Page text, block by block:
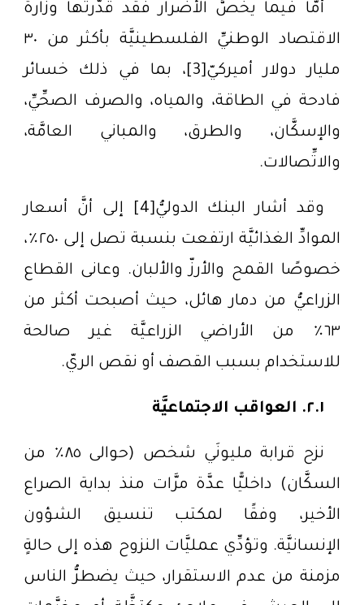
أمَّا فيما يخصُّ الأضرار فقد قدَّرتها وزارة
الاقتصاد الوطنيِّ الفلسطينيَّة بأكثر من ٣٠
مليار دولار أميركيّ[3]، بما في ذلك خسائر
فادحة في الطاقة، والمياه، والصرف الصحِّيِّ،
والإسكَّان، والطرق، والمباني العامَّة،
والاتِّصالات.
وقد أشار البنك الدوليُّ[4] إلى أنَّ أسعار
الموادِّ الغذائيَّة ارتفعت بنسبة تصل إلى ٢٥٠٪،
خصوصًا القمح والأرزّ والألبان. وعانى القطاع
الزراعيُّ من دمار هائل، حيث أصبحت أكثر من
٦٣٪ من الأراضي الزراعيَّة غير صالحة
للاستخدام بسبب القصف أو نقص الريّ.
٢.١. العواقب الاجتماعيَّة
نزح قرابة مليونَي شخص (حوالى ٨٥٪ من
السكَّان) داخليًّا عدَّة مرَّات منذ بداية الصراع
الأخير، وفقًا لمكتب تنسيق الشؤون
الإنسانيَّة. وتؤدِّي عمليَّات النزوح هذه إلى حالةٍ
مزمنة من عدم الاستقرار، حيث يضطرُّ الناس